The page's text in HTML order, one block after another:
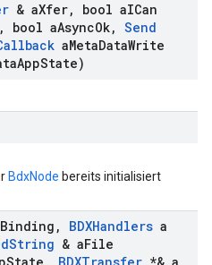
& aXfer, bool aICan
, bool aAsyncOk, Send
aMetaDataWrite
AppState)
BdxNode bereits initialisiert
Binding , BDXHandlers a
String & aFile